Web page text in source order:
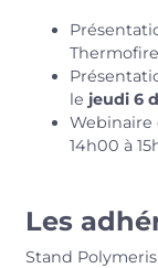
le jeudi 6
Webinaire
14h00 à
Les
Stand Polymeris